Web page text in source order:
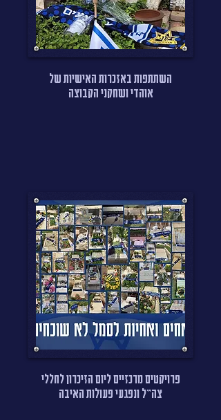
השתתפות באזכרות האישיות של
אוהדי ושחקני הקבוצה
פרויקטים מרכזיים ליום הזיכרון לחללי
צה"ל ונפגעי פעולות האיבה